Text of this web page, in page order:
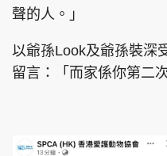
聲的人。」
以爺孫Look及爺孫裝深
留言：「而家係你第二